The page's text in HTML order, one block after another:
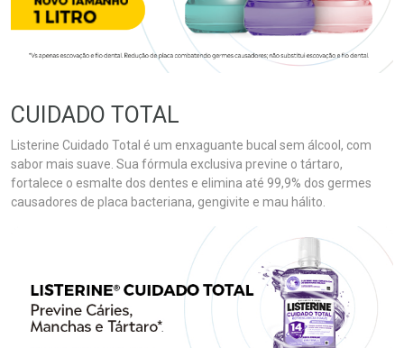
CUIDADO TOTAL
Listerine Cuidado Total é um enxaguante bucal sem álcool, com
sabor mais suave. Sua fórmula exclusiva previne o tártaro,
fortalece o esmalte dos dentes e elimina até 99,9% dos germes
causadores de placa bacteriana, gengivite e mau hálito.